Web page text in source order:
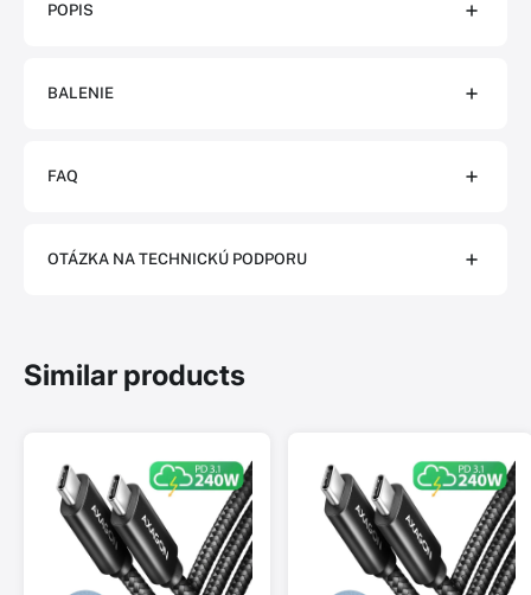
POPIS
BALENIE
FAQ
OTÁZKA NA TECHNICKÚ PODPORU
Similar products